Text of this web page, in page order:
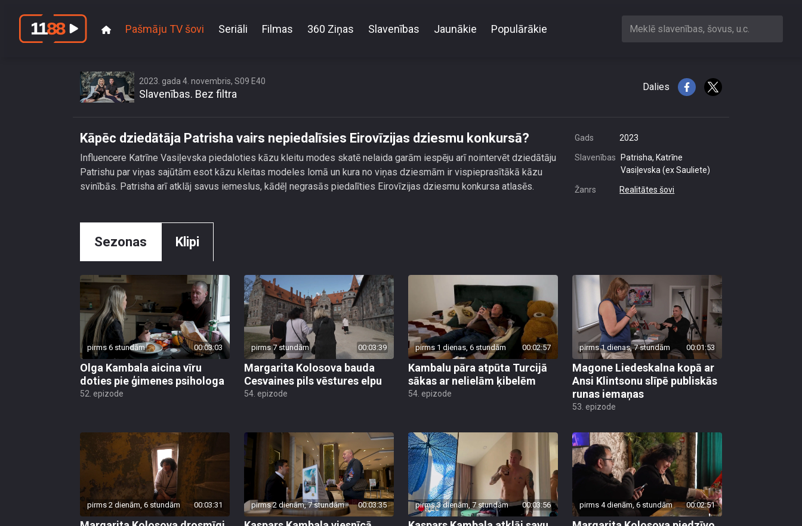
Pašmāju TV šovi Seriāli Filmas 360 Ziņas Slavenības Jaunākie Populārākie Meklē slavenības, šovus, u.c.
2023. gada 4. novembris, S09 E40
Slavenības. Bez filtra
Dalies
Kāpēc dziedātāja Patrisha vairs nepiedalīsies Eirovīzijas dziesmu konkursā?
Influencere Katrīne Vasiļevska piedaloties kāzu kleitu modes skatē nelaida garām iespēju arī nointervēt dziedātāju
Patrishu par viņas sajūtām esot kāzu kleitas modeles lomā un kura no viņas dziesmām ir vispieprasītākā kāzu
svinībās. Patrisha arī atklāj savus iemeslus, kādēļ negrasās piedalīties Eirovīzijas dziesmu konkursa atlasēs.
Gads 2023
Slavenības
Patrisha, Katrīne
Vasiļevska (ex Sauliete)
Žanrs Realitātes šovi
Sezonas Klipi
pirms 6 stundām 00:03:03
Olga Kambala aicina vīru
doties pie ģimenes psihologa
52. epizode
pirms 7 stundām 00:03:39
Margarita Kolosova bauda
Cesvaines pils vēstures elpu
54. epizode
pirms 1 dienas, 6 stundām 00:02:57
Kambalu pāra atpūta Turcijā
sākas ar nelielām ķibelēm
54. epizode
pirms 1 dienas, 7 stundām 00:01:53
Magone Liedeskalna kopā ar
Ansi Klintsonu slīpē publiskās
runas iemaņas
53. epizode
pirms 2 dienām, 6 stundām 00:03:31 pirms 2 dienām, 7 stundām 00:03:35 pirms 3 dienām, 7 stundām 00:03:56 pirms 4 dienām, 6 stundām 00:02:51